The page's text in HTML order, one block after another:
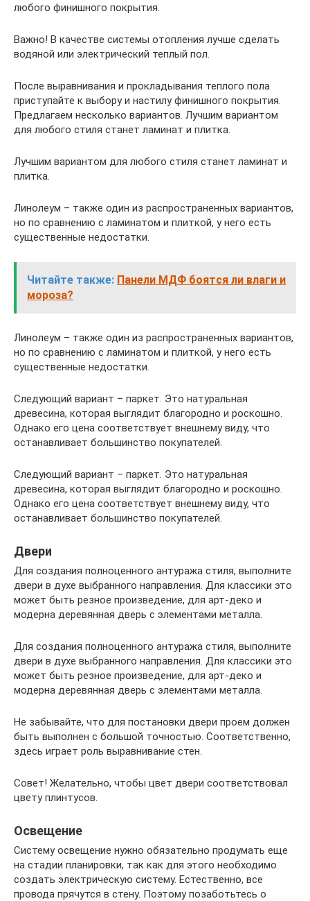
любого финишного покрытия.
Важно! В качестве системы отопления лучше сделать
водяной или электрический теплый пол.
После выравнивания и прокладывания теплого пола
приступайте к выбору и настилу финишного покрытия.
Предлагаем несколько вариантов. Лучшим вариантом
для любого стиля станет ламинат и плитка.
Лучшим вариантом для любого стиля станет ламинат и
плитка.
Линолеум – также один из распространенных вариантов,
но по сравнению с ламинатом и плиткой, у него есть
существенные недостатки.
Читайте также: Панели МДФ боятся ли влаги и
мороза?
Линолеум – также один из распространенных вариантов,
но по сравнению с ламинатом и плиткой, у него есть
существенные недостатки.
Следующий вариант – паркет. Это натуральная
древесина, которая выглядит благородно и роскошно.
Однако его цена соответствует внешнему виду, что
останавливает большинство покупателей.
Следующий вариант – паркет. Это натуральная
древесина, которая выглядит благородно и роскошно.
Однако его цена соответствует внешнему виду, что
останавливает большинство покупателей.
Двери
Для создания полноценного антуража стиля, выполните
двери в духе выбранного направления. Для классики это
может быть резное произведение, для арт-деко и
модерна деревянная дверь с элементами металла.
Для создания полноценного антуража стиля, выполните
двери в духе выбранного направления. Для классики это
может быть резное произведение, для арт-деко и
модерна деревянная дверь с элементами металла.
Не забывайте, что для постановки двери проем должен
быть выполнен с большой точностью. Соответственно,
здесь играет роль выравнивание стен.
Совет! Желательно, чтобы цвет двери соответствовал
цвету плинтусов.
Освещение
Систему освещение нужно обязательно продумать еще
на стадии планировки, так как для этого необходимо
создать электрическую систему. Естественно, все
провода прячутся в стену. Поэтому позаботьтесь о